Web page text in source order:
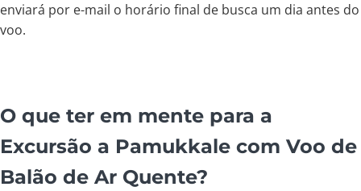
enviará por e-mail o horário final de busca um dia antes do
voo.
O que ter em mente para a
Excursão a Pamukkale com Voo de
Balão de Ar Quente?